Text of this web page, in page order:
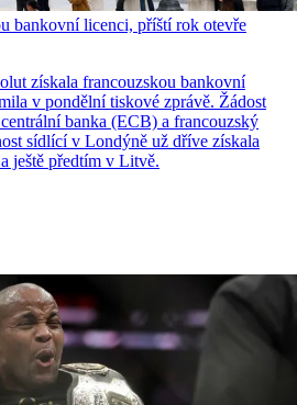
bankovní licenci, příští rok otevře
získala francouzskou bankovní
v pondělní tiskové zprávě. Žádost
banka (ECB) a francouzský
sídlící v Londýně už dříve získala
ještě předtím v Litvě.